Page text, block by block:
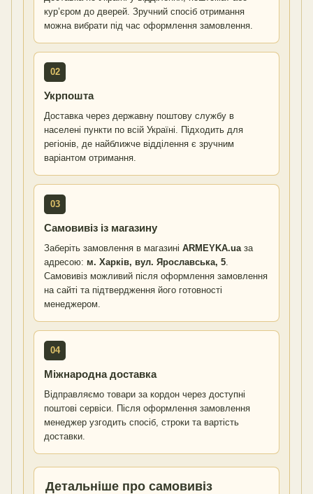
кур’єром до дверей. Зручний спосіб отримання
можна вибрати під час оформлення замовлення.
02
Укрпошта
Доставка через державну поштову службу в
населені пункти по всій Україні. Підходить для
регіонів, де найближче відділення є зручним
варіантом отримання.
03
Самовивіз із магазину
Заберіть замовлення в магазині ARMEYKA.ua за
адресою: м. Харків, вул. Ярославська, 5
Самовивіз можливий після оформлення замовлення
на сайті та підтвердження його готовності
менеджером.
04
Міжнародна доставка
Відправляємо товари за кордон через доступні
поштові сервіси. Після оформлення замовлення
менеджер узгодить спосіб, строки та вартість
доставки.
Детальніше про самовивіз